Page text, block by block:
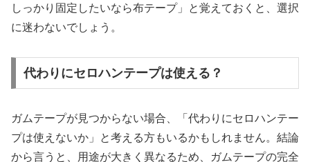
しっかり固定したいなら布テープ」と覚えておくと、選択
に迷わないでしょう。
代わりにセロハンテープは使える？
ガムテープが見つからない場合、「代わりにセロハンテー
プは使えないか」と考える方もいるかもしれません。結論
から言うと、用途が大きく異なるため、ガムテープの完全